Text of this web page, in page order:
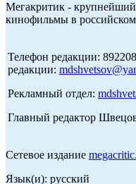
Мегакритик - крупнейший
кинофильмы в российском
Телефон редакции:
редакции:
Рекламный отдел:
Главный редактор
Сетевое издание
Язык(и): русский